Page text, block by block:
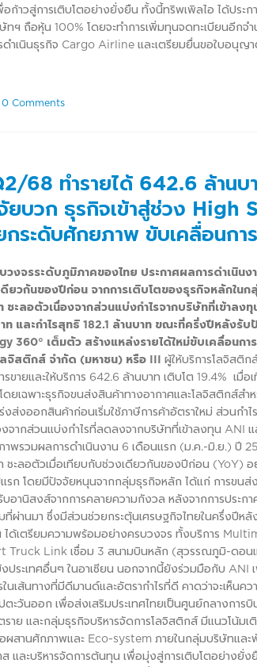
าวสู่การเติบโตอย่างยั่งยืน ทั้งนี้ทริพเพิลไอ ได้ประ
ฯ ถือหุ้น 100% โดยจะทำการเพิ่มทุนจดทะเบียนอีกจำ
ดำเนินธุรกิจ Cargo Airline และเตรียมยื่นขอใบอนุญา
0 Comments
68 ทำรายได้ 642.6 ล้านบ
บวก ธุรกิจเข้าสู่ช่วง High
ระดับศักยภาพ ขับเคลื่อนการ
งจรระดับภูมิภาคของไทย ประกาศผลการดำเนินง
ยวกันของปีก่อน จากการเติบโตของธุรกิจหลักใน
ชะลอตัวเนื่องจากส่วนแบ่งกำไรจากบริษัทที่เข้าล
และกำไรสุทธิ 182.1 ล้านบาท ขณะที่ครึ่งปีหลังรับ
360° เต็มตัว สร้างแหล่งรายได้ใหม่ขับเคลื่อนการ
ลจิสติกส์ จำกัด (มหาชน) หรือ
ผู้ให้บริการโลจิสติก
ายและให้บริการ 642.6 ล้านบาท เติบโต 19.4% เมื่
เฉพาะธุรกิจขนส่งสินค้าทางอากาศและโลจิสติกส์สำ
ส่งออกสินค้าก่อนเริ่มใช้ภาษีการค้าอัตราใหม่ ส่วนกำ
ากส่วนแบ่งกำไรที่ลดลงจากบริษัทที่เข้าลงทุน ANI แ
รวมผลการดำเนินงาน 6 เดือนแรก (ม.ค.-มิ.ย.) ปี
ท ชะลอตัวเมื่อเทียบกับช่วงเดียวกันของปีก่อน (YoY)
รก โดยมีปัจจัยหนุนจากกลุ่มธุรกิจหลัก ได้แก่ การขนส่
านิสงส์จากการคลายความกังวล หลังจากการประกา
ผ่านมา ซึ่งมีส่วนช่วยกระตุ้นเศรษฐกิจไทยในครึ่งปีหลั
ด้เตรียมความพร้อมอย่างครบวงจร ทั้งบริการ
Truck Link เชื่อม 3 สนามบินหลัก (สุวรรณภูมิ-ดอน
งประเทศอื่นๆ ในอาเซียน นอกจากนี้ยังร่วมมือกับ
ส้นทางที่มีดีมานด์และอัตรากำไรที่ดี คาดว่าจะเห็นคว
ะวันออก เพื่อส่งเสริมประเทศไทยเป็นศูนย์กลางกา
ย และกลุ่มธุรกิจบริหารจัดการโลจิสติกส์ มีแนวโน้มเ
ผสานศักภาพและ Eco-system ภายในกลุ่มบริษัทแล
และบริหารจัดการต้นทุน เพื่อมุ่งสู่การเติบโตอย่างยั่